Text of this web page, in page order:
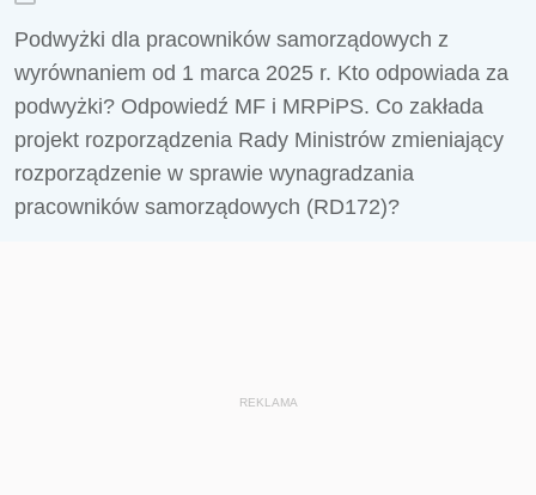
Podwyżki dla pracowników samorządowych z
wyrównaniem od 1 marca 2025 r. Kto odpowiada za
podwyżki? Odpowiedź MF i MRPiPS. Co zakłada
projekt rozporządzenia Rady Ministrów zmieniający
rozporządzenie w sprawie wynagradzania
pracowników samorządowych (RD172)?
REKLAMA